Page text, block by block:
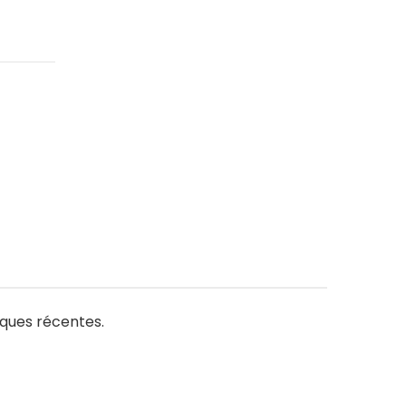
récentes.